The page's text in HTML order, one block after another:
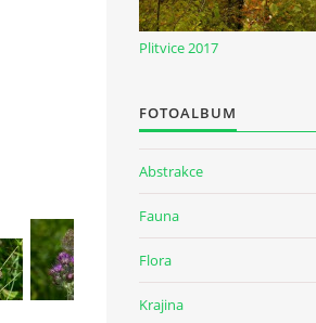
Plitvice 2017
FOTOALBUM
Abstrakce
Fauna
Flora
Krajina